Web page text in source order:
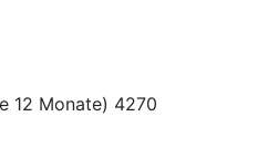
12 Monate) 4270